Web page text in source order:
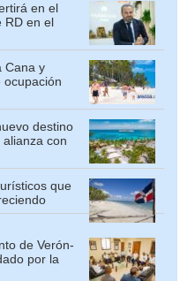
en el
RD en el
Cana y
ocupación
destino
con
que
de Verón-
por la